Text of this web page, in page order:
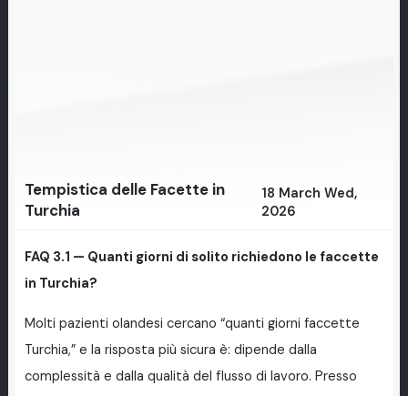
Tempistica delle Facette in
Turchia
18 March Wed,
2026
FAQ 3.1 — Quanti giorni di solito richiedono le faccette
in Turchia?
Molti pazienti olandesi cercano “quanti giorni faccette
Turchia,” e la risposta più sicura è: dipende dalla
complessità e dalla qualità del flusso di lavoro. Presso